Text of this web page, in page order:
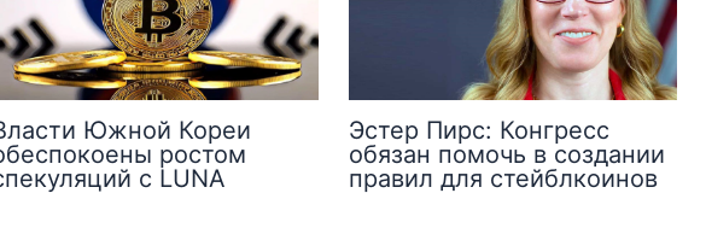
Южной Кореи
ростом
с LUNA
Эстер Пирс: Конгресс
обязан помочь в создании
правил для стейблкоинов